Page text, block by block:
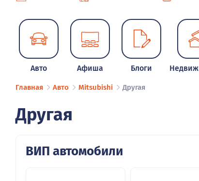
Авто Афиша Блоги
Главная Авто Mitsubishi Другая
Другая
ВИП автомобили